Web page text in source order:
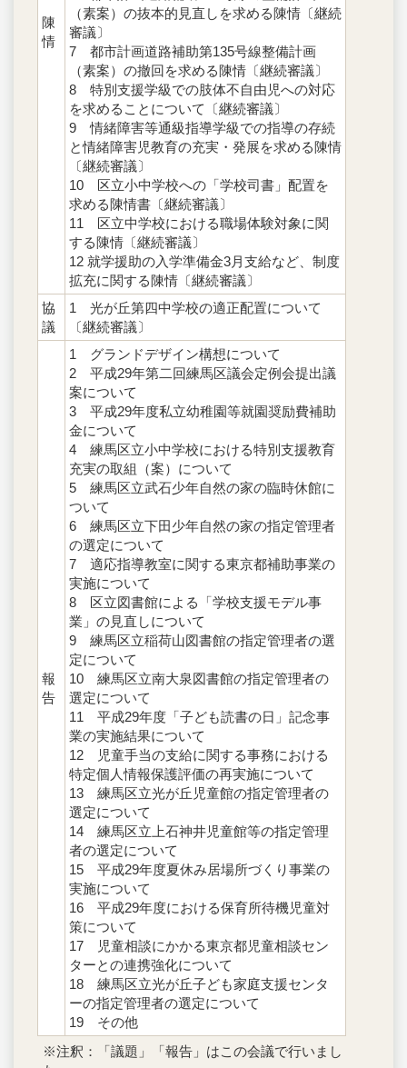
陳
情
（素案）の抜本的見直しを求める陳情〔継続
審議〕
7 都市計画道路補助第135号線整備計画
（素案）の撤回を求める陳情〔継続審議〕
8 特別支援学級での肢体不自由児への対応
を求めることについて〔継続審議〕
9 情緒障害等通級指導学級での指導の存続
と情緒障害児教育の充実・発展を求める陳情
〔継続審議〕
10 区立小中学校への「学校司書」配置を
求める陳情書〔継続審議〕
11 区立中学校における職場体験対象に関
する陳情〔継続審議〕
12 就学援助の入学準備金3月支給など、制度
拡充に関する陳情〔継続審議〕
協
議
1 光が丘第四中学校の適正配置について
〔継続審議〕
報
告
1 グランドデザイン構想について
2 平成29年第二回練馬区議会定例会提出議
案について
3 平成29年度私立幼稚園等就園奨励費補助
金について
4 練馬区立小中学校における特別支援教育
充実の取組（案）について
5 練馬区立武石少年自然の家の臨時休館に
ついて
6 練馬区立下田少年自然の家の指定管理者
の選定について
7 適応指導教室に関する東京都補助事業の
実施について
8 区立図書館による「学校支援モデル事
業」の見直しについて
9 練馬区立稲荷山図書館の指定管理者の選
定について
10 練馬区立南大泉図書館の指定管理者の
選定について
11 平成29年度「子ども読書の日」記念事
業の実施結果について
12 児童手当の支給に関する事務における
特定個人情報保護評価の再実施について
13 練馬区立光が丘児童館の指定管理者の
選定について
14 練馬区立上石神井児童館等の指定管理
者の選定について
15 平成29年度夏休み居場所づくり事業の
実施について
16 平成29年度における保育所待機児童対
策について
17 児童相談にかかる東京都児童相談セン
ターとの連携強化について
18 練馬区立光が丘子ども家庭支援センタ
ーの指定管理者の選定について
19 その他
※注釈：「議題」「報告」はこの会議で行いまし